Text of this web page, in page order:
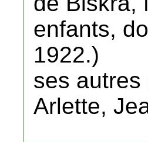
enfants,
1922.)
ses autres
Arlette,